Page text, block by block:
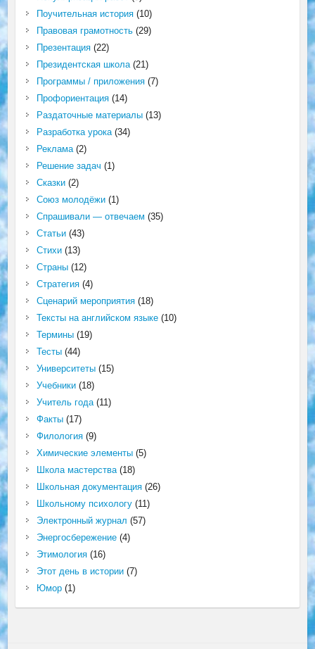
Поучительная история(10)
Правовая грамотность(29)
Презентация(22)
Президентская школа(21)
Программы / приложения(7)
Профориентация(14)
Раздаточные материалы(13)
Разработка урока(34)
Реклама(2)
Решение задач (1)
Сказки(2)
Союз молодёжи(1)
Спрашивали — отвечаем (35)
Статьи(43)
Стихи(13)
Страны(12)
Стратегия(4)
Сценарий мероприятия(18)
Тексты на английском языке(10)
Термины(19)
Тесты(44)
Университеты(15)
Учебники(18)
Учитель года(11)
Факты(17)
Филология(9)
Химические элементы(5)
Школа мастерства(18)
Школьная документация(26)
Школьному психологу(11)
Электронный журнал (57)
Энергосбережение(4)
Этимология(16)
Этот день в истории(7)
Юмор(1)